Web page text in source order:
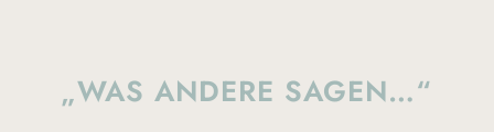
„WAS ANDERE SAGEN…“